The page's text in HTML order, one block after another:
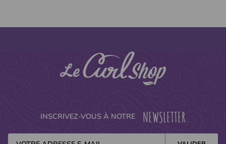
INSCRIVEZ-VOUS À NOTRE NEWSLETTER